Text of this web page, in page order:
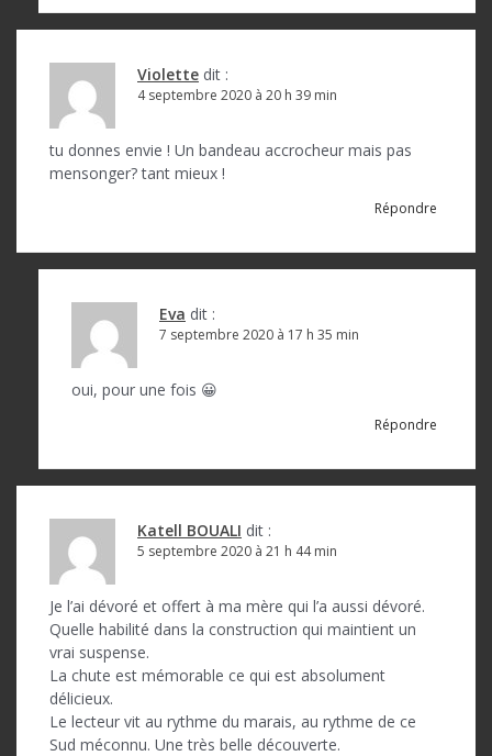
l
Violette dit :
4 septembre 2020 à 20 h 39 min
tu donnes envie ! Un bandeau accrocheur mais pas
mensonger? tant mieux !
Répondre
Eva dit :
7 septembre 2020 à 17 h 35 min
oui, pour une fois 😀
Répondre
Katell BOUALI dit :
5 septembre 2020 à 21 h 44 min
Je l’ai dévoré et offert à ma mère qui l’a aussi dévoré.
Quelle habilité dans la construction qui maintient un
vrai suspense.
La chute est mémorable ce qui est absolument
délicieux.
Le lecteur vit au rythme du marais, au rythme de ce
Sud méconnu. Une très belle découverte.